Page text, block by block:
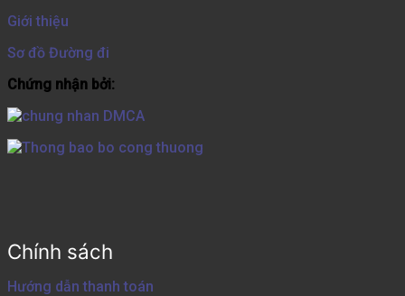
Giới thiệu
Sơ đồ Đường đi
Chứng nhận bởi:
Chính sách
Hướng dẫn thanh toán